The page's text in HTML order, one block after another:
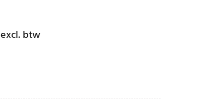
excl. btw